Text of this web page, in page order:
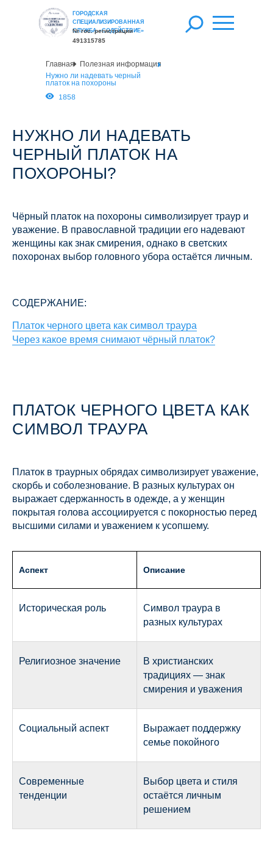
ГОРОДСКАЯ
СПЕЦИАЛИЗИРОВАННАЯ
СЛУЖБА «СОДЕЙСТВИЕ»
№ гос. регистрации
491315785
Главная Полезная информация
1858
Нужно ли надевать черный
платок на похороны
НУЖНО ЛИ НАДЕВАТЬ
ЧЕРНЫЙ ПЛАТОК НА
ПОХОРОНЫ?
Чёрный платок на похороны символизирует траур и
уважение. В православной традиции его надевают
женщины как знак смирения, однако в светских
похоронах выбор головного убора остаётся личным.
СОДЕРЖАНИЕ:
Платок черного цвета как символ траура
Через какое время снимают чёрный платок?
ПЛАТОК ЧЕРНОГО ЦВЕТА КАК
СИМВОЛ ТРАУРА
Платок в траурных обрядах символизирует уважение,
скорбь и соболезнование. В разных культурах он
выражает сдержанность в одежде, а у женщин
покрытая голова ассоциируется с покорностью перед
высшими силами и уважением к усопшему.
Аспект Описание
Историческая роль
Символ траура в
разных культурах
Религиозное значение
В христианских
традициях — знак
смирения и уважения
Социальный аспект
Выражает поддержку
семье покойного
Современные
тенденции
Выбор цвета и стиля
остаётся личным
решением